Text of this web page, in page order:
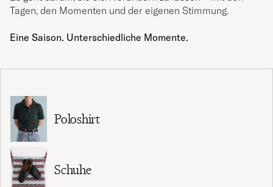
Tagen, den Momenten und der eigenen Stimmung.
Eine Saison. Unterschiedliche Momente.
Poloshirt
Schuhe